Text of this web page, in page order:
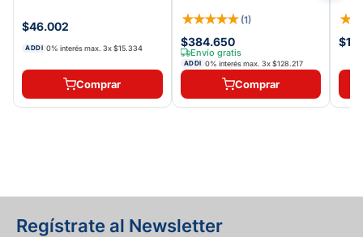
$46.002
ADDI 0% interés max. 3x$15.334
Comprar
★★★★★ (1)
$384.650
Envío gratis
ADDI 0% interés max. 3x$128.217
Comprar
★
Regístrate al Newsletter